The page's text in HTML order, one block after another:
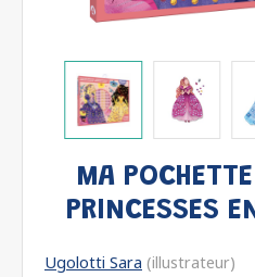
MA
PRINCESSES
Ugolotti Sara (illustrateur)